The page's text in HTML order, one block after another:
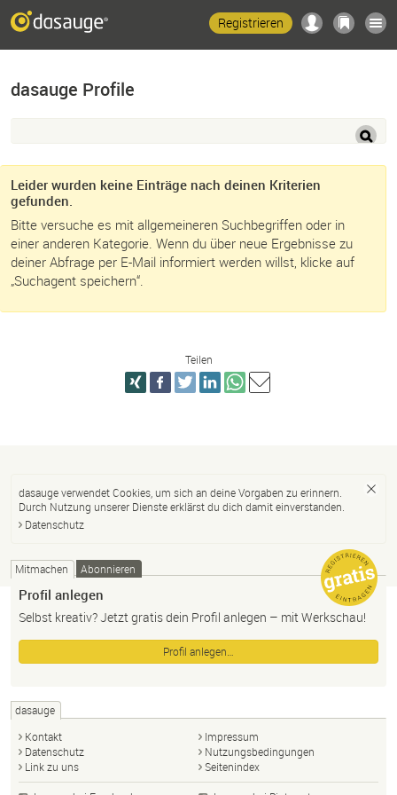
Registrieren
dasauge Profile
Leider wurden keine Einträge nach deinen Kriterien
gefunden.
Bitte versuche es mit allgemeineren Suchbegriffen oder in
einer anderen Kategorie. Wenn du über neue Ergebnisse zu
deiner Abfrage per E-Mail informiert werden willst, klicke auf
„Suchagent speichern“.
Teilen
dasauge verwendet Cookies, um sich an deine Vorgaben zu erinnern.
Durch Nutzung unserer Dienste erklärst du dich damit einverstanden.
Datenschutz
Mitmachen Abonnieren
Profil anlegen
Selbst kreativ? Jetzt gratis dein Profil anlegen – mit Werkschau!
Profil anlegen…
dasauge
Kontakt
Impressum
Datenschutz
Nutzungsbedingungen
Link zu uns
Seitenindex